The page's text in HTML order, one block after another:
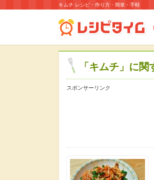
キムチ レシピ・作り方・簡単・手軽
「キムチ」に関
スポンサーリンク